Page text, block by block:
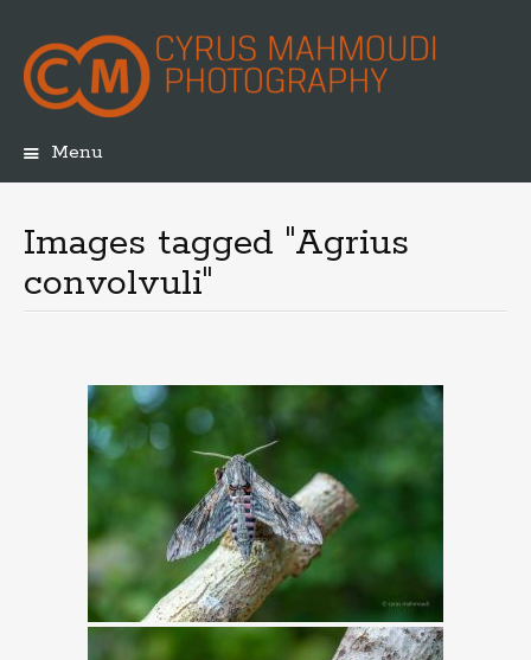
Menu
Images tagged "Agrius
convolvuli"